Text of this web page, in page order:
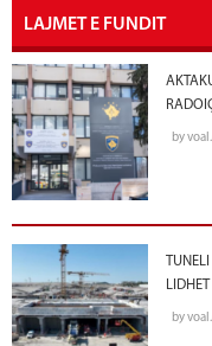
LAJMET E FUNDIT
by
by